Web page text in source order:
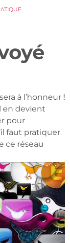
sera à l’honneur !
en devient
pour
faut pratiquer
ce réseau